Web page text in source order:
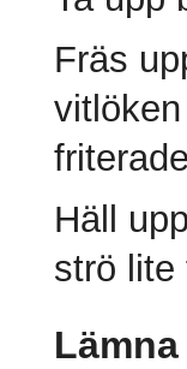
Fräs
Häll
strö lite